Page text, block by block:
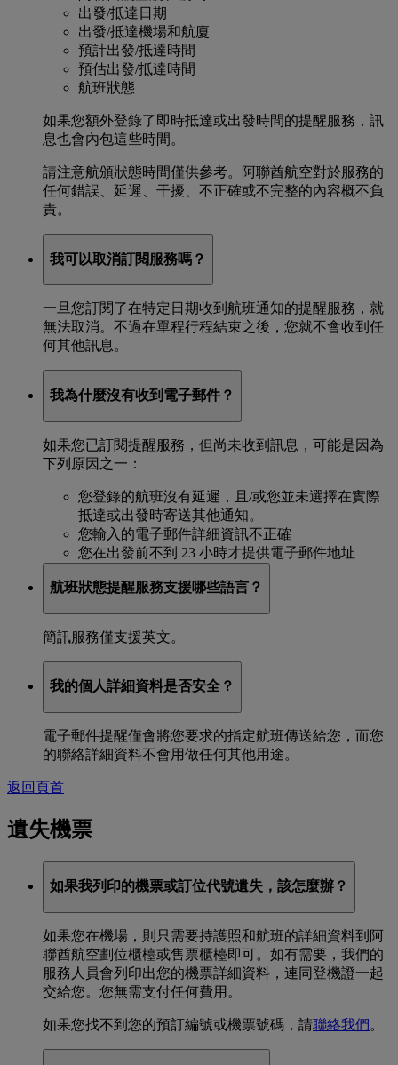
出發/抵達日期
出發/抵達機場和航廈
預計出發/抵達時間
預估出發/抵達時間
航班狀態
如果您額外登錄了即時抵達或出發時間的提醒服務，訊
息也會內包這些時間。
請注意航頒狀態時間僅供參考。阿聯酋航空對於服務的
任何錯誤、延遲、干擾、不正確或不完整的內容概不負
責。
我可以取消訂閱服務嗎？
一旦您訂閱了在特定日期收到航班通知的提醒服務，就
無法取消。不過在單程行程結束之後，您就不會收到任
何其他訊息。
我為什麼沒有收到電子郵件？
如果您已訂閱提醒服務，但尚未收到訊息，可能是因為
下列原因之一：
您登錄的航班沒有延遲，且/或您並未選擇在實際
抵達或出發時寄送其他通知。
您輸入的電子郵件詳細資訊不正確
您在出發前不到 23 小時才提供電子郵件地址
航班狀態提醒服務支援哪些語言？
簡訊服務僅支援英文。
我的個人詳細資料是否安全？
電子郵件提醒僅會將您要求的指定航班傳送給您，而您
的聯絡詳細資料不會用做任何其他用途。
返回頁首
遺失機票
如果我列印的機票或訂位代號遺失，該怎麼辦？
如果您在機場，則只需要持護照和航班的詳細資料到阿
聯酋航空劃位櫃檯或售票櫃檯即可。如有需要，我們的
服務人員會列印出您的機票詳細資料，連同登機證一起
交給您。您無需支付任何費用。
如果您找不到您的預訂編號或機票號碼，請聯絡我們 。